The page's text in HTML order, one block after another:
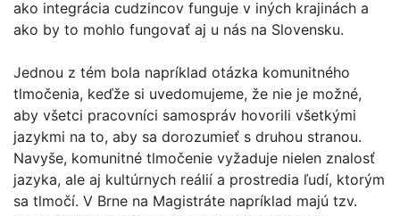
ako integrácia cudzincov funguje v iných krajinách a
ako by to mohlo fungovať aj u nás na Slovensku.
Jednou z tém bola napríklad otázka komunitného
tlmočenia, keďže si uvedomujeme, že nie je možné,
aby všetci pracovníci samospráv hovorili všetkými
jazykmi na to, aby sa dorozumieť s druhou stranou.
Navyše, komunitné tlmočenie vyžaduje nielen znalosť
jazyka, ale aj kultúrnych reálií a prostredia ľudí, ktorým
sa tlmočí. V Brne na Magistráte napríklad majú tzv.